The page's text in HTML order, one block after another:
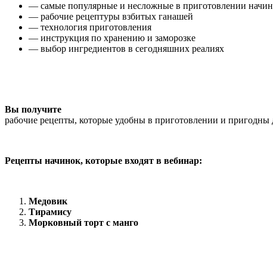
— самые популярные и несложные в приготовлении
— рабочие рецептуры взбитых ганашей
— технология приготовления
— инструкция по хранению и заморозке
— выбор ингредиентов в сегодняшних реалиях
Вы получите
рабочие рецепты, которые удобны в приготовлении и пригодны
Рецепты начинок, которые входят в вебинар:
Медовик
Тирамису
Морковный торт с манго